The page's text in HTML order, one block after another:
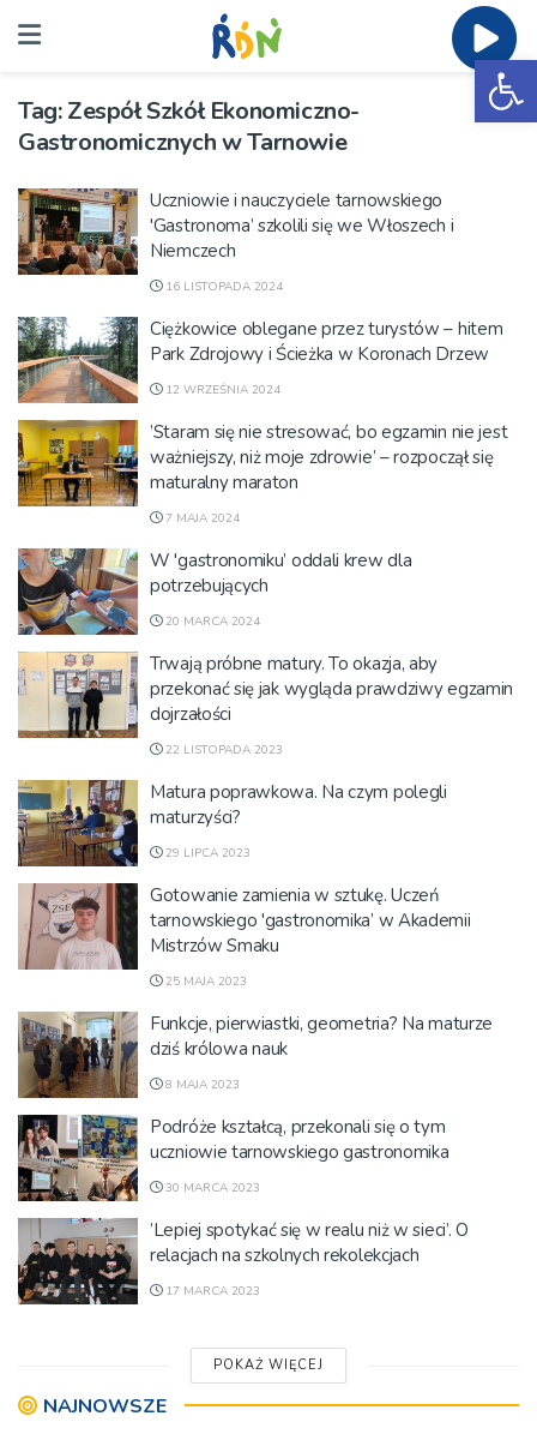
Tag:Zespół Szkół Ekonomiczno-
Gastronomicznych w Tarnowie
Uczniowie i nauczyciele tarnowskiego
'Gastronoma’ szkolili się we Włoszech i
Niemczech
16 LISTOPADA 2024
Ciężkowice oblegane przez turystów – hitem
Park Zdrojowy i Ścieżka w Koronach Drzew
12 WRZEŚNIA 2024
’Staram się nie stresować, bo egzamin nie jest
ważniejszy, niż moje zdrowie’ – rozpoczął się
maturalny maraton
7 MAJA 2024
W 'gastronomiku’ oddali krew dla
potrzebujących
20 MARCA 2024
Trwają próbne matury. To okazja, aby
przekonać się jak wygląda prawdziwy egzamin
dojrzałości
22 LISTOPADA 2023
Matura poprawkowa. Na czym polegli
maturzyści?
29 LIPCA 2023
Gotowanie zamienia w sztukę. Uczeń
tarnowskiego 'gastronomika’ w Akademii
Mistrzów Smaku
25 MAJA 2023
Funkcje, pierwiastki, geometria? Na maturze
dziś królowa nauk
8 MAJA 2023
Podróże kształcą, przekonali się o tym
uczniowie tarnowskiego gastronomika
30 MARCA 2023
’Lepiej spotykać się w realu niż w sieci’. O
relacjach na szkolnych rekolekcjach
17 MARCA 2023
POKAŻ WIĘCEJ
NAJNOWSZE